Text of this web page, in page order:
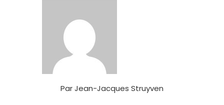
ParJean-Jacques Struyven